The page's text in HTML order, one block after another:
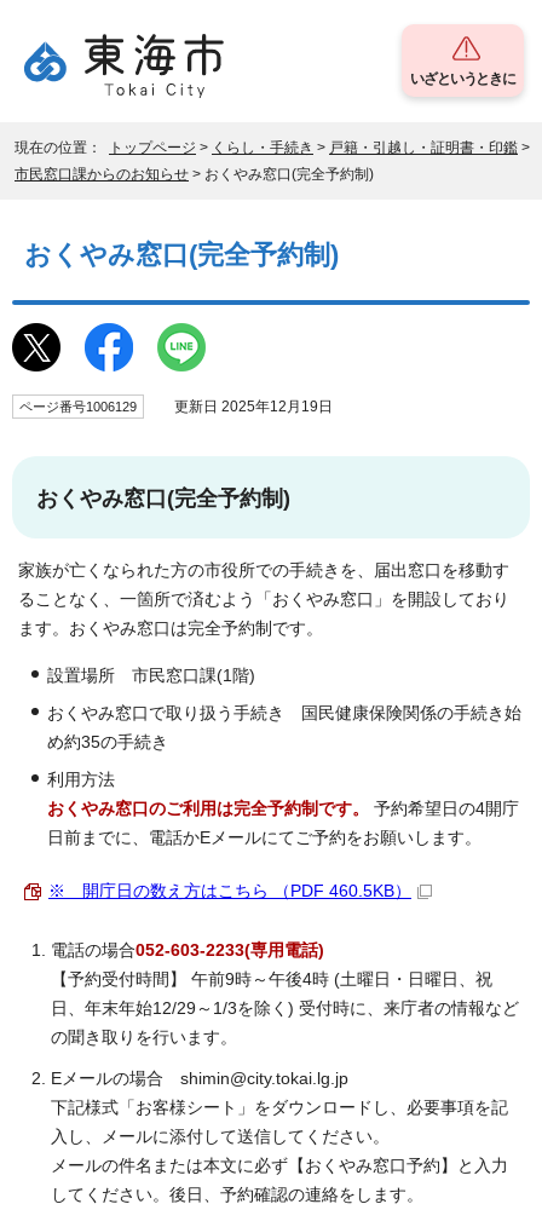
いざというときに
現在の位置： トップページ > くらし・手続き > 戸籍・引越し・証明書・印鑑 >
市民窓口課からのお知らせ > おくやみ窓口(完全予約制)
おくやみ窓口(完全予約制)
ページ番号1006129 更新日 2025年12月19日
おくやみ窓口(完全予約制)
家族が亡くなられた方の市役所での手続きを、届出窓口を移動す
ることなく、一箇所で済むよう「おくやみ窓口」を開設しており
ます。おくやみ窓口は完全予約制です。
設置場所 市民窓口課(1階)
おくやみ窓口で取り扱う手続き 国民健康保険関係の手続き始
め約35の手続き
利用方法
おくやみ窓口のご利用は完全予約制です。
予約希望日の4開庁
日前までに、電話かEメールにてご予約をお願いします。
※ 開庁日の数え方はこちら （PDF 460.5KB）
電話の場合052-603-2233(専用電話)
【予約受付時間】 午前9時～午後4時 (土曜日・日曜日、祝
日、年末年始12/29～1/3を除く) 受付時に、来庁者の情報など
の聞き取りを行います。
Eメールの場合 shimin@city.tokai.lg.jp
下記様式「お客様シート」をダウンロードし、必要事項を記
入し、メールに添付して送信してください。
メールの件名または本文に必ず【おくやみ窓口予約】と入力
してください。後日、予約確認の連絡をします。